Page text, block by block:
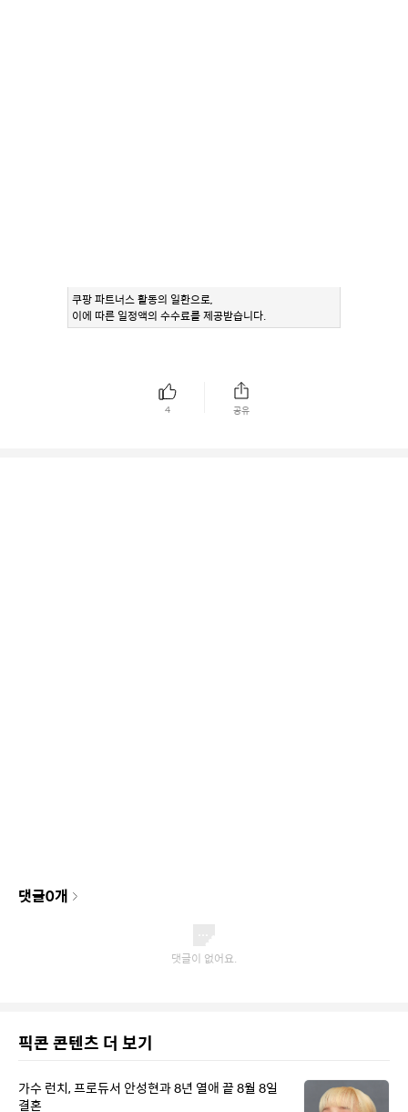
쿠팡 파트너스 활동의 일환으로,
이에 따른 일정액의 수수료를 제공받습니다.
4 공유
댓글0개
픽콘 콘텐츠 더 보기
가수 런치, 프로듀서 안성현과 8년 열애 끝 8월 8일
결혼